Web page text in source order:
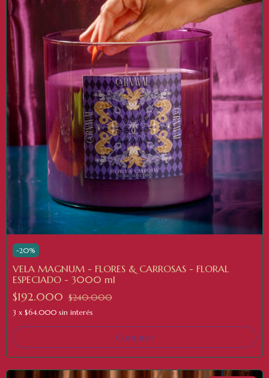
-20%
VELA MAGNUM - FLORES & CARROSAS - FLORAL
ESPECIADO - 3000 ml
$192.000 $240.000
3 x $64.000 sin interés